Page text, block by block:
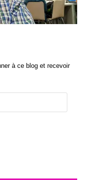
à ce blog et recevoir